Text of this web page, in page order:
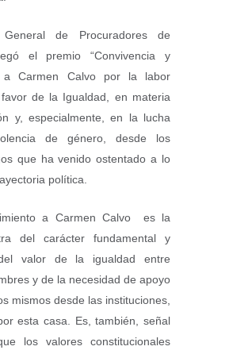
de Procuradores de
el premio “Convivencia y
a Carmen Calvo por la labor
de la Igualdad, en materia
y, especialmente, en la lucha
de género, desde los
que ha venido ostentado a lo
política.
a Carmen Calvo es la
del carácter fundamental y
valor de la igualdad entre
y de la necesidad de apoyo
mismos desde las instituciones,
esta casa. Es, también, señal
los valores constitucionales